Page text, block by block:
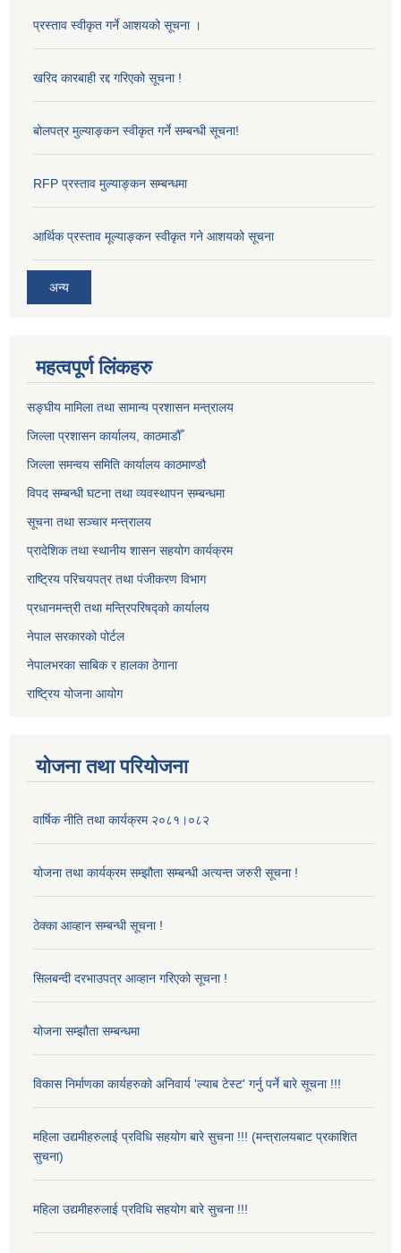
प्रस्ताव स्वीकृत गर्ने आशयको सूचना ।
खरिद कारबाही रद्द गरिएको सूचना !
बोलपत्र मुल्याङ्कन स्वीकृत गर्ने सम्बन्धी सूचना!
RFP प्रस्ताव मुल्याङ्कन सम्बन्धमा
आर्थिक प्रस्ताव मूल्याङ्कन स्वीकृत गने आशयको सूचना
अन्य
महत्वपूर्ण लिंकहरु
सङ्‍घीय मामिला तथा सामान्य प्रशासन मन्त्रालय
जिल्ला प्रशासन कार्यालय, काठमाडौँ
जिल्ला समन्वय समिति कार्यालय काठमाण्ड‌ौ
विपद सम्बन्धी घटना तथा व्यवस्थापन सम्बन्धमा
सूचना तथा सञ्चार मन्त्रालय
प्रादेशिक तथा स्थानीय शासन सहयोग कार्यक्रम
राष्ट्रिय परिचयपत्र तथा पंजीकरण विभाग
प्रधानमन्त्री तथा मन्त्रिपरिषद्को कार्यालय
नेपाल सरकारको पोर्टल
नेपालभरका साबिक र हालका ठेगाना
राष्ट्रिय योजना आयोग
योजना तथा परियोजना
वार्षिक नीति तथा कार्यक्रम २०८१।०८२
योजना तथा कार्यक्रम सम्झौता सम्बन्धी अत्यन्त जरुरी सूचना !
ठेक्का आव्हान सम्बन्धी सूचना !
सिलबन्दी दरभाउपत्र आव्हान गरिएको सूचना !
योजना सम्झौता सम्बन्धमा
विकास निर्माणका कार्यहरुको अनिवार्य 'ल्याब टेस्ट' गर्नु पर्ने बारे सूचना !!!
महिला उद्यमीहरुलाई प्रविधि सहयोग बारे सुचना !!! (मन्त्रालयबाट प्रकाशित
सुचना)
महिला उद्यमीहरुलाई प्रविधि सहयोग बारे सुचना !!!